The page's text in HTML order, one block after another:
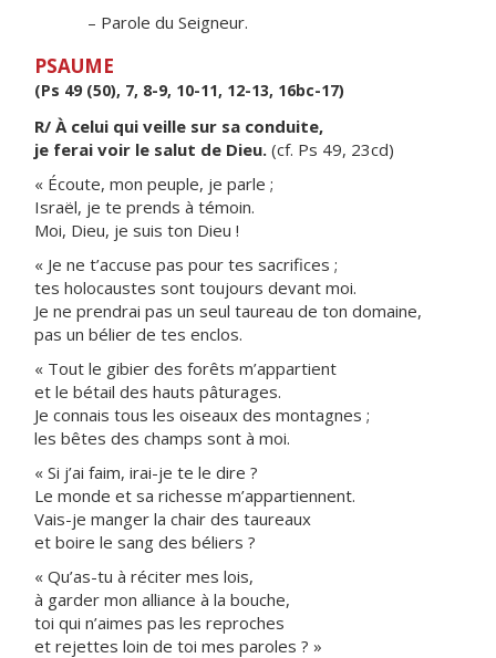
– Parole du Seigneur.
PSAUME
(Ps 49 (50), 7, 8-9, 10-11, 12-13, 16bc-17)
R/ À celui qui veille sur sa conduite,
je ferai voir le salut de Dieu. (cf. Ps 49, 23cd)
« Écoute, mon peuple, je parle ;
Israël, je te prends à témoin.
Moi, Dieu, je suis ton Dieu !
« Je ne t’accuse pas pour tes sacrifices ;
tes holocaustes sont toujours devant moi.
Je ne prendrai pas un seul taureau de ton domaine,
pas un bélier de tes enclos.
« Tout le gibier des forêts m’appartient
et le bétail des hauts pâturages.
Je connais tous les oiseaux des montagnes ;
les bêtes des champs sont à moi.
« Si j’ai faim, irai-je te le dire ?
Le monde et sa richesse m’appartiennent.
Vais-je manger la chair des taureaux
et boire le sang des béliers ?
« Qu’as-tu à réciter mes lois,
à garder mon alliance à la bouche,
toi qui n’aimes pas les reproches
et rejettes loin de toi mes paroles ? »